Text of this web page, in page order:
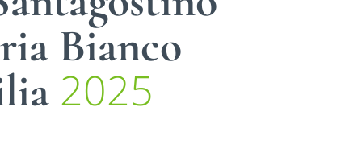
Bianco
2025